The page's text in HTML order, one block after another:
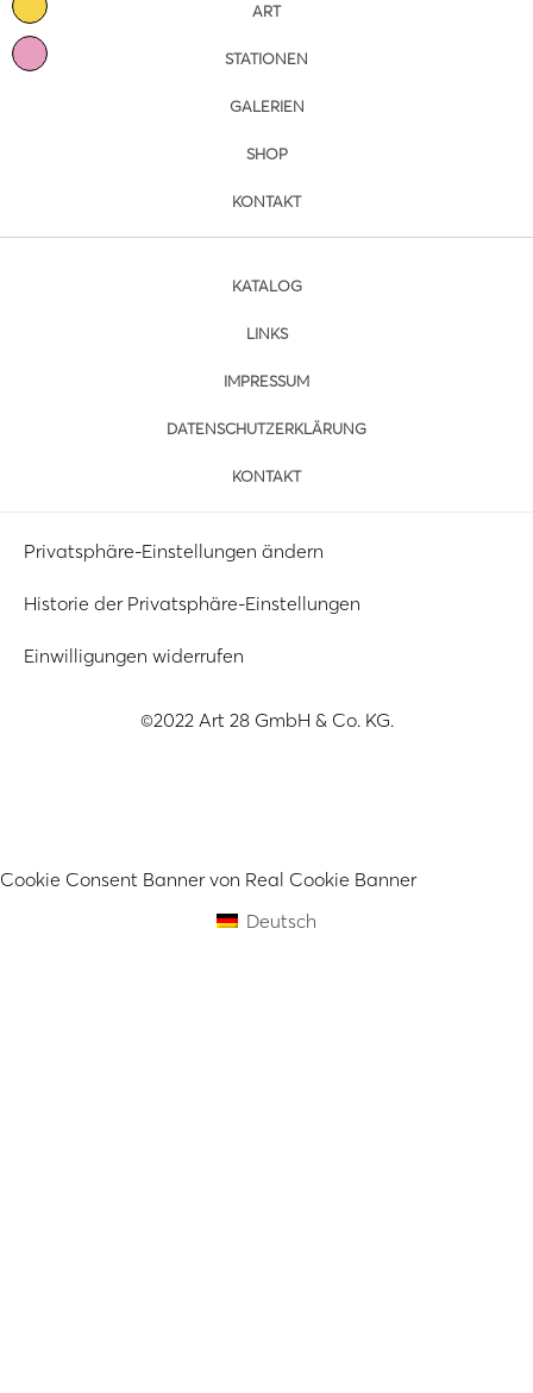
ART
STATIONEN
GALERIEN
SHOP
KONTAKT
KATALOG
LINKS
IMPRESSUM
DATENSCHUTZERKLÄRUNG
KONTAKT
Privatsphäre-Einstellungen ändern
Historie der Privatsphäre-Einstellungen
Einwilligungen widerrufen
©2022 Art 28 GmbH & Co. KG.
Cookie Consent Banner von Real Cookie Banner
Deutsch